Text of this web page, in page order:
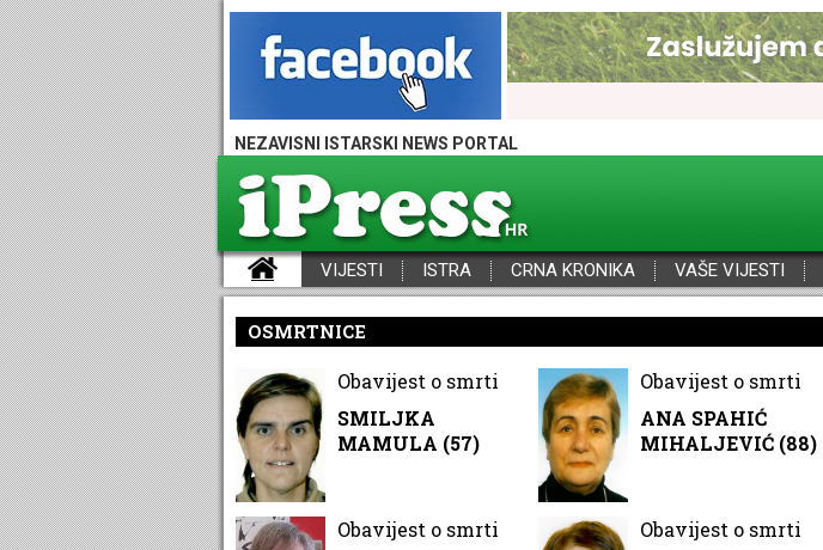
NEZAVISNI ISTARSKI NEWS PORTAL
VIJESTI ISTRA CRNA KRONIKA VAŠE VIJESTI
OSMRTNICE
Obavijest o smrti
SMILJKA
MAMULA (57)
Obavijest o smrti
ANA SPAHIĆ
MIHALJEVIĆ (88)
Obavijest o smrti
Obavijest o smrti